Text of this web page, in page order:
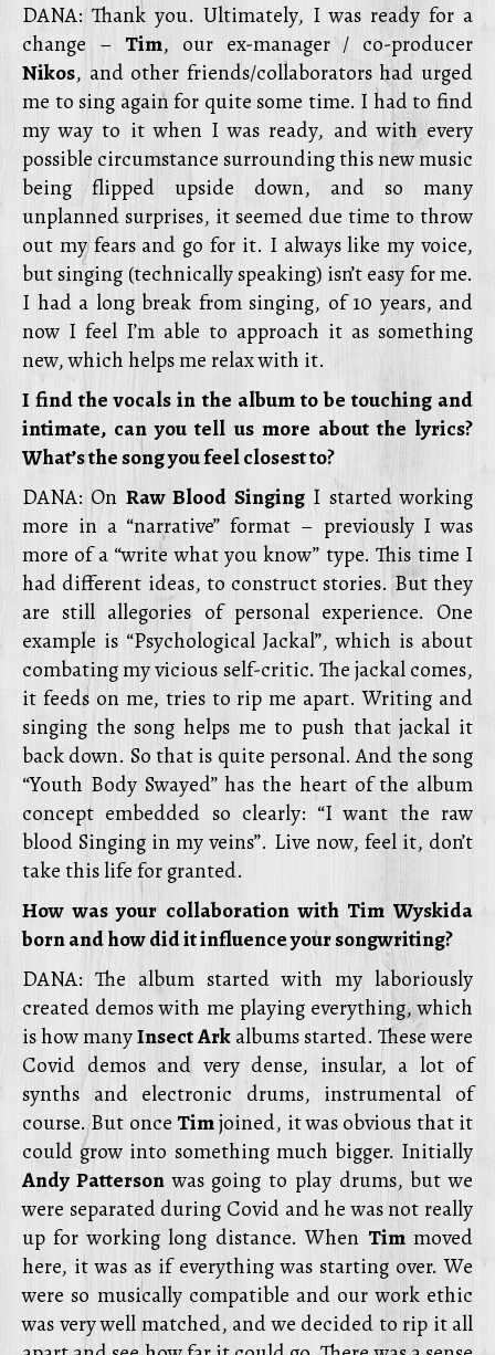
DANA: Thank you. Ultimately, I was ready for a
change – Tim, our ex-manager / co-producer
Nikos, and other friends/collaborators had urged
me to sing again for quite some time. I had to find
my way to it when I was ready, and with every
possible circumstance surrounding this new music
being flipped upside down, and so many
unplanned surprises, it seemed due time to throw
out my fears and go for it. I always like my voice,
but singing (technically speaking) isn’t easy for me.
I had a long break from singing, of 10 years, and
now I feel I’m able to approach it as something
new, which helps me relax with it.
I find the vocals in the album to be touching and
intimate, can you tell us more about the lyrics?
What’s the song you feel closest to?
DANA: On Raw Blood SingingI started working
more in a “narrative” format – previously I was
more of a “write what you know” type. This time I
had different ideas, to construct stories. But they
are still allegories of personal experience. One
example is “Psychological Jackal”, which is about
combating my vicious self-critic. The jackal comes,
it feeds on me, tries to rip me apart. Writing and
singing the song helps me to push that jackal it
back down. So that is quite personal. And the song
“Youth Body Swayed” has the heart of the album
concept embedded so clearly: “I want the raw
blood Singing in my veins”. Live now, feel it, don’t
take this life for granted.
How was your collaboration with Tim Wyskida
born and how did it influence your songwriting?
DANA: The album started with my laboriously
created demos with me playing everything, which
is how manyInsect Arkalbums started. These were
Covid demos and very dense, insular, a lot of
synths and electronic drums, instrumental of
course. But onceTimjoined, it was obvious that it
could grow into something much bigger. Initially
Andy Pattersonwas going to play drums, but we
were separated during Covid and he was not really
up for working long distance. When Timmoved
here, it was as if everything was starting over. We
were so musically compatible and our work ethic
was very well matched, and we decided to rip it all